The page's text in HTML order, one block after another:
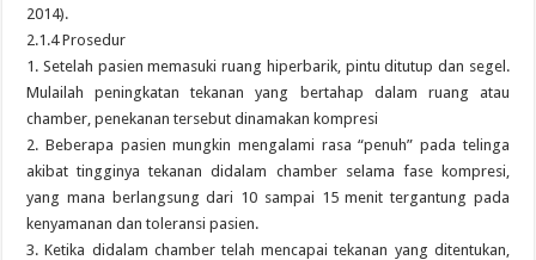
2014).
2.1.4 Prosedur
1. Setelah pasien memasuki ruang hiperbarik, pintu ditutup dan segel.
Mulailah peningkatan tekanan yang bertahap dalam ruang atau
chamber, penekanan tersebut dinamakan kompresi
2. Beberapa pasien mungkin mengalami rasa “penuh” pada telinga
akibat tingginya tekanan didalam chamber selama fase kompresi,
yang mana berlangsung dari 10 sampai 15 menit tergantung pada
kenyamanan dan toleransi pasien.
3. Ketika didalam chamber telah mencapai tekanan yang ditentukan,